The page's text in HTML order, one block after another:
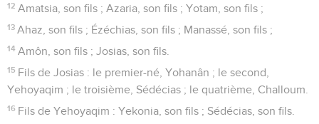
12 Amatsia, son fils ; Azaria, son fils ; Yotam, son fils ;
13 Ahaz, son fils ; Ézéchias, son fils ; Manassé, son fils ;
14 Amôn, son fils ; Josias, son fils.
15 Fils de Josias : le premier-né, Yohanân ; le second,
Yehoyaqim ; le troisième, Sédécias ; le quatrième, Challoum.
16 Fils de Yehoyaqim : Yekonia, son fils ; Sédécias, son fils.